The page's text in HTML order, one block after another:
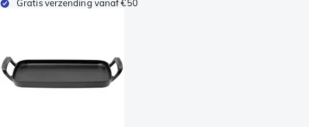
Gratis verzending vanaf €50